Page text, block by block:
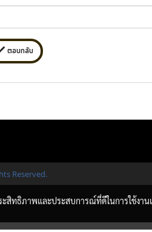
ตอบกลับ
Reserved.
ะสิทธิภาพและประสบการณ์ที่ดีในการใช้งา